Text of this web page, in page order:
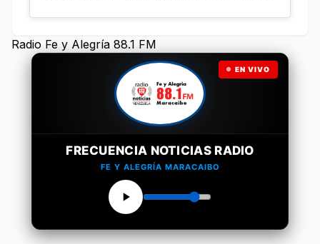
Radio Fe y Alegría 88.1 FM
EN VIVO
FRECUENCIA NOTICIAS RADIO
FE Y ALEGRÍA MARACAIBO